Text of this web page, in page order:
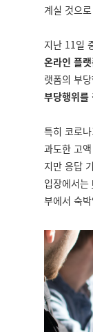
계실 것으
지난 11일
온라인 플
랫폼의 부
부당행위를
특히 코로
과도한 고
지만 응답
입장에서는
부에서 숙